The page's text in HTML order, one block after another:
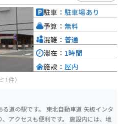
1件）
自動車道 矢板インタ
アクセスも便利です。 施設内には、地
駐車： 駐車場あり
予算： 無料
混雑： 普通
滞在： 1時間
施設： 屋内